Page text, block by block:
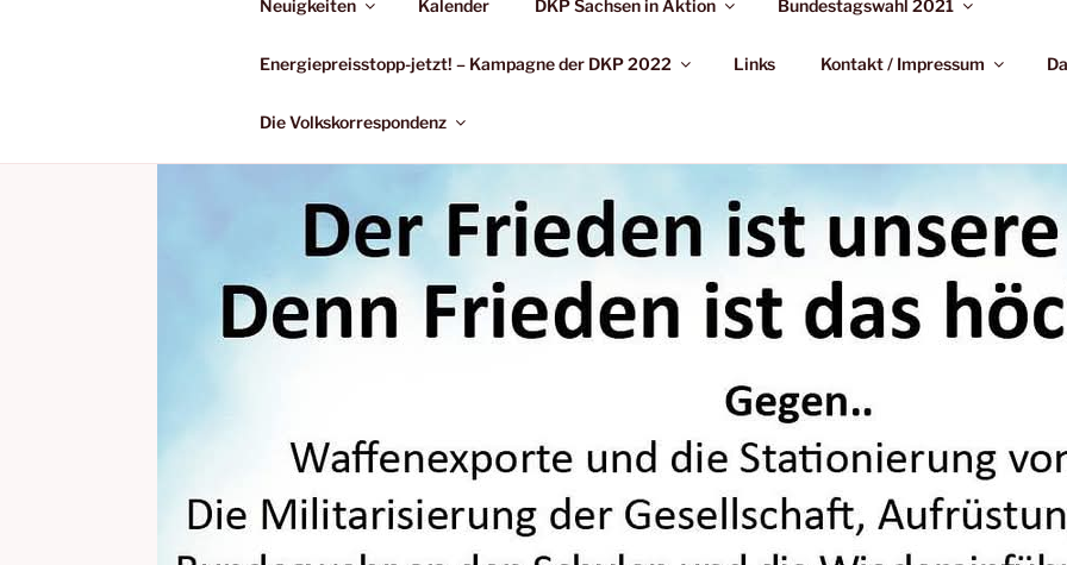
Neuigkeiten Kalender DKP Sachsen in Aktion Bundestagswahl 2021
Energiepreisstopp-jetzt! – Kampagne der DKP 2022 Links Kontakt / Impressum
Die Volkskorrespondenz